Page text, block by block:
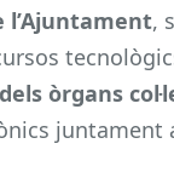
l’Ajuntament,
òrgans
juntament